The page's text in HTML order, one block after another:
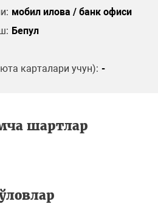
мобил илова / банк офиси
Бепул
карталари учун): -
шартлар